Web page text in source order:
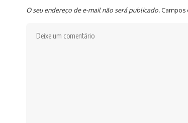
O seu endereço de e-mail não será publicado.